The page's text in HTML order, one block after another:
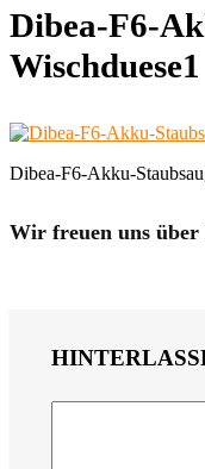
Dibea-F6-
Wischduese1
Dibea-F6-Akku-
Wir freuen uns über